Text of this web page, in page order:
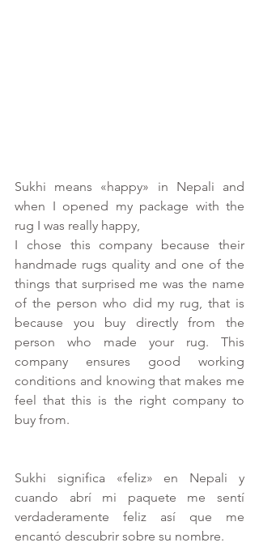
Sukhi means «happy» in Nepali and
when I opened my package with the
rug I was really happy,
I chose this company because their
handmade rugs quality and one of the
things that surprised me was the name
of the person who did my rug, that is
because you buy directly from the
person who made your rug. This
company ensures good working
conditions and knowing that makes me
feel that this is the right company to
buy from.
Sukhi significa «feliz» en Nepali y
cuando abrí mi paquete me sentí
verdaderamente feliz así que me
encantó descubrir sobre su nombre.